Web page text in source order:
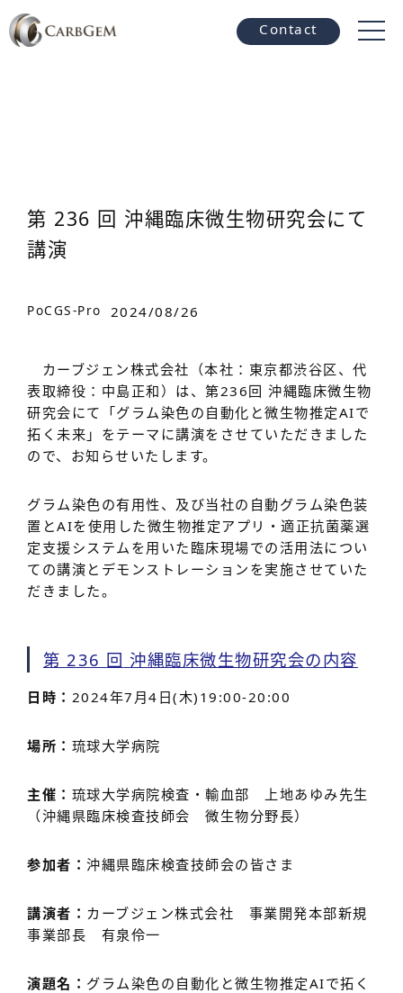
Contact
第 236 回 沖縄臨床微生物研究会にて
講演
PoCGS-Pro 2024/08/26
カーブジェン株式会社（本社：東京都渋谷区、代
表取締役：中島正和）は、第236回 沖縄臨床微生物
研究会にて「グラム染色の自動化と微生物推定AIで
拓く未来」をテーマに講演をさせていただきました
ので、お知らせいたします。
グラム染色の有用性、及び当社の自動グラム染色装
置とAIを使用した微生物推定アプリ・適正抗菌薬選
定支援システムを用いた臨床現場での活用法につい
ての講演とデモンストレーションを実施させていた
だきました。
第 236 回 沖縄臨床微生物研究会の内容
日時： 2024年7月4日(木)19:00-20:00
場所： 琉球大学病院
主催： 琉球大学病院検査・輸血部 上地あゆみ先生
（沖縄県臨床検査技師会 微生物分野長）
参加者：沖縄県臨床検査技師会の皆さま
講演者： カーブジェン株式会社 事業開発本部新規
事業部長 有泉伶一
演題名： グラム染色の自動化と微生物推定AIで拓く